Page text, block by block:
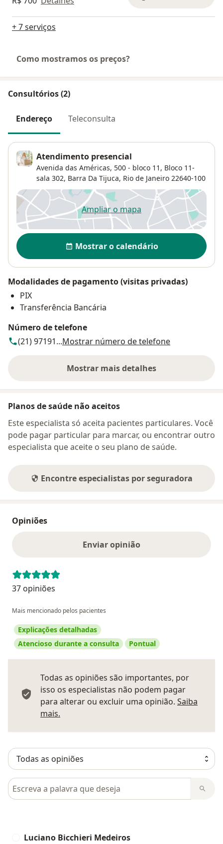
+ 7 serviços
Como mostramos os preços?
Consultórios (2)
Endereço Teleconsulta
Atendimento presencial
Avenida das Américas, 500 - bloco 11, Bloco 11-
sala 302, Barra Da Tijuca, Rio de Janeiro 22640-100
Ampliar o mapaabre num novo separador
Disponibilidade
Mostrar o calendário
Modalidades de pagamento (visitas privadas)
PIX
Transferência Bancária
Número de telefone
(21) 97191...Mostrar número de telefone
Mostrar mais detalhes
sobre o endereço
Planos de saúde não aceitos
Este especialista só aceita pacientes particulares. Você
pode pagar particular para marcar, ou encontrar outro
especialista que aceite o seu plano de saúde.
Encontre especialistas por seguradora
Opiniões
Enviar opinião
37 opiniões
Mais mencionado pelos pacientes
Explicações detalhadas
Atencioso durante a consulta
Pontual
Todas as opiniões são importantes, por
isso os especialistas não podem pagar
para alterar ou excluir uma opinião. Saiba
mais.
Pesquisar em opiniões
Luciano Bicchieri Medeiros